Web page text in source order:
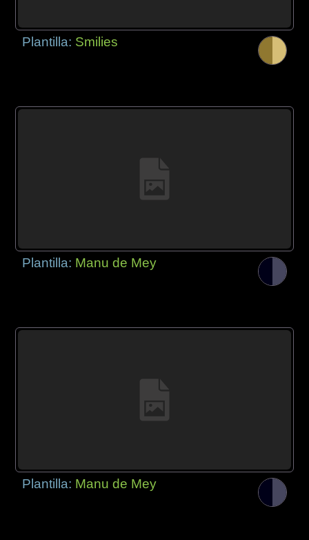
Plantilla: Smilies
Plantilla: Manu de Mey
Plantilla: Manu de Mey